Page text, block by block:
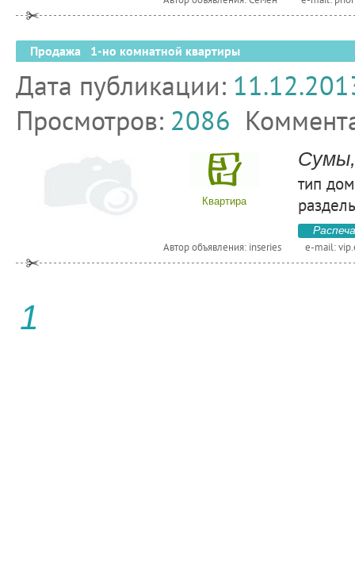
Продажа 1-но комнатной квартиры
Дата публикации:
Просмотров: 2086
Квартира
тип
Автор объявления: inseries e-mail:
1